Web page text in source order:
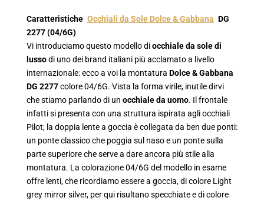
Caratteristiche Occhiali da Sole Dolce & Gabbana DG
2277 (04/6G)
Vi introduciamo questo modello diocchiale da sole di
lussodi uno dei brand italiani più acclamato a livello
internazionale: ecco a voi la montatura Dolce & Gabbana
DG 2277colore 04/6G. Vista la forma virile, inutile dirvi
che stiamo parlando di un occhiale da uomo. Il frontale
infatti si presenta con una struttura ispirata agli occhiali
Pilot; la doppia lente a goccia è collegata da ben due ponti:
un ponte classico che poggia sul naso e un ponte sulla
parte superiore che serve a dare ancora più stile alla
montatura. La colorazione 04/6G del modello in esame
offre lenti, che ricordiamo essere a goccia, di colore Light
grey mirror silver, per qui risultano specchiate e di colore